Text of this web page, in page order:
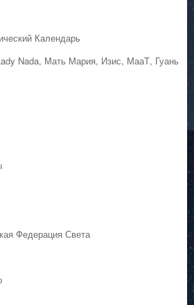
Календарь
Nada, Мать Мария, Изис, МааТ, Гуань
Федерация Света